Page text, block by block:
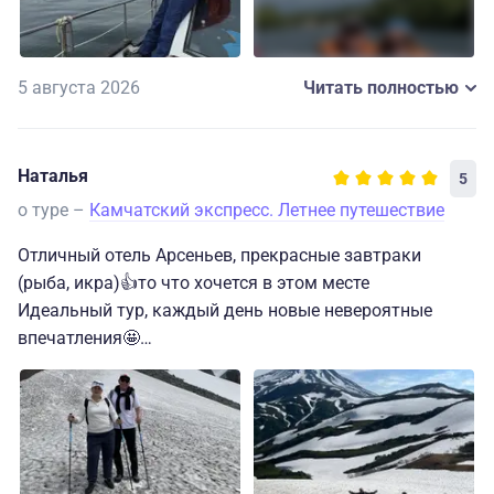
5 августа 2026 Читать полностью
Наталья 5
о туре – Камчатский экспресс. Летнее путешествие
Отличный отель Арсеньев, прекрасные завтраки
(рыба, икра)👍то что хочется в этом месте
Идеальный тур, каждый день новые невероятные
впечатления🤩
Океан, вулканы, река.
Не хотелось уезжать.
В этом туре второй раз уже, пригласила друзей.